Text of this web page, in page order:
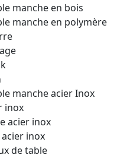
manche en bois
manche en polymère
manche acier Inox
inox
acier inox
inox
de table